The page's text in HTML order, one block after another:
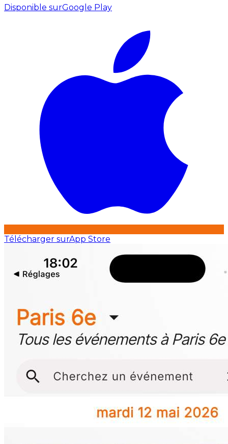
Disponible surGoogle Play
Télécharger surApp Store